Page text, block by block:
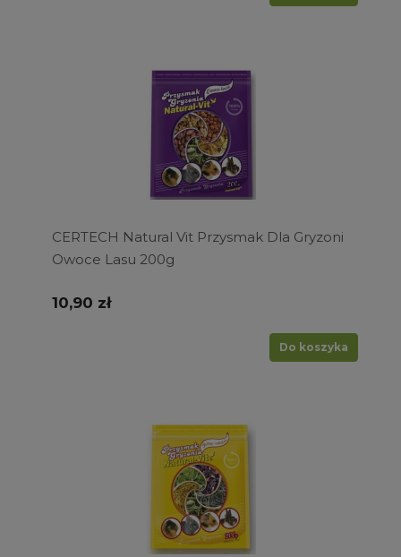
CERTECH Natural Vit Przysmak Dla Gryzoni
Owoce Lasu 200g
10,90 zł
Do koszyka